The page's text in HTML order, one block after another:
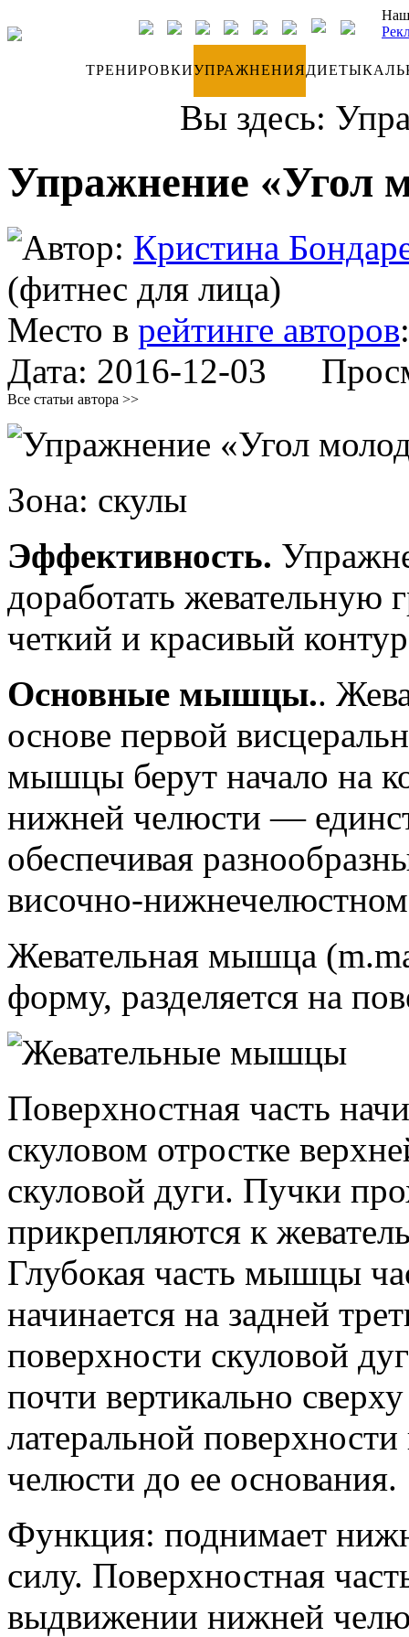
ТРЕНИРОВКИУПРАЖНЕНИЯДИЕТЫ
Вы здесь:
Упражнение «Угол
Автор: Кристина
(фитнес для лица)
Место в рейтинге авторов
Дата: 2016-12-03
Все статьи автора >>
Зона: скулы
Эффективность.
доработать
четкий и красивый
Основные мышцы..
основе первой
мышцы берут начало на
нижней челюсти —
обеспечивая
височно-нижнечелюстном
Жевательная мышца
форму, разделяется на
Поверхностная часть
скуловом отростке
скуловой дуги. Пучки
прикрепляются к
Глубокая часть мышцы
начинается на задней
поверхности скуловой
почти вертикально
латеральной
челюсти до ее основания.
Функция: поднимает
силу. Поверхностная
выдвижении нижней